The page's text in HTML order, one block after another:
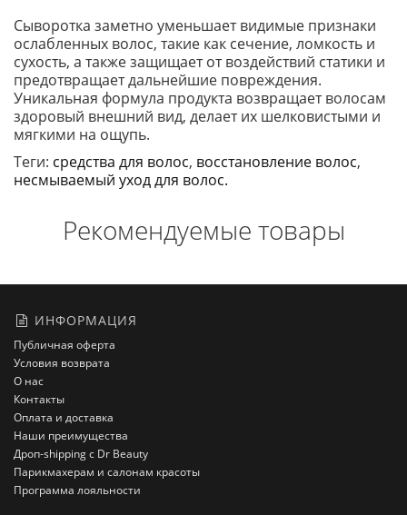
Сыворотка заметно уменьшает видимые признаки
ослабленных волос, такие как сечение, ломкость и
сухость, а также защищает от воздействий статики и
предотвращает дальнейшие повреждения.
Уникальная формула продукта возвращает волосам
здоровый внешний вид, делает их шелковистыми и
мягкими на ощупь.
Теги: средства для волос, восстановление волос,
несмываемый уход для волос.
Рекомендуемые товары
ИНФОРМАЦИЯ
Публичная оферта
Условия возврата
О нас
Контакты
Оплата и доставка
Наши преимущества
Дроп-shipping с Dr Beauty
Парикмахерам и салонам красоты
Программа лояльности